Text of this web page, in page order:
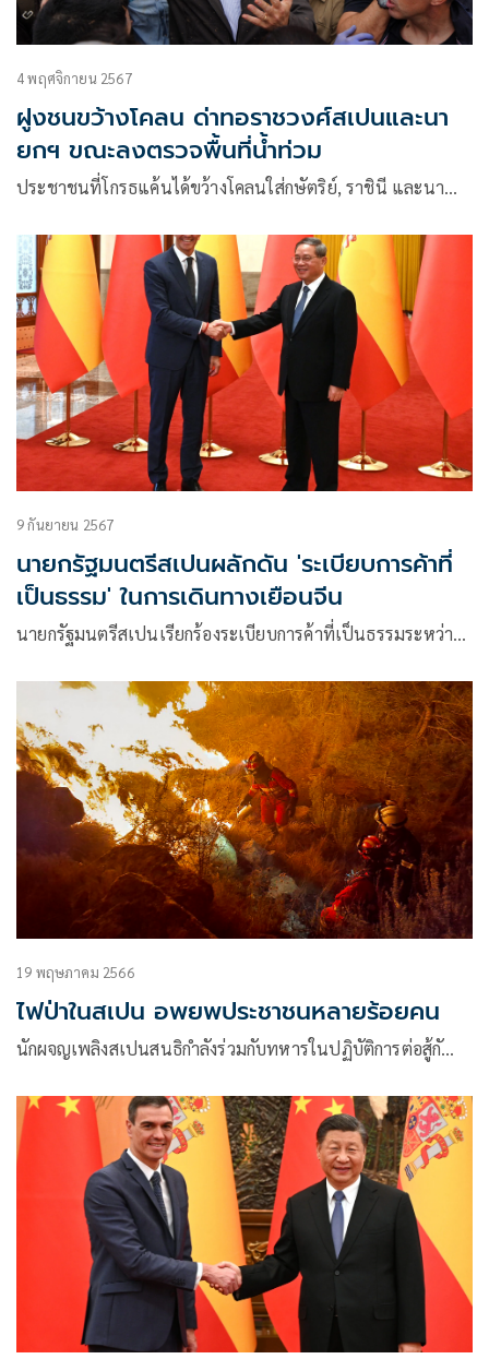
4 พฤศจิกายน 2567
ฝูงชนขว้างโคลน ด่าทอราชวงศ์สเปนและนา
ยกฯ ขณะลงตรวจพื้นที่น้ำท่วม
ประชาชนที่โกรธแค้นได้ขว้างโคลนใส่กษัตริย์, ราชินี และนา…
9 กันยายน 2567
นายกรัฐมนตรีสเปนผลักดัน 'ระเบียบการค้าที่
เป็นธรรม' ในการเดินทางเยือนจีน
นายกรัฐมนตรีสเปนเรียกร้องระเบียบการค้าที่เป็นธรรมระหว่า…
19 พฤษภาคม 2566
ไฟป่าในสเปน อพยพประชาชนหลายร้อยคน
นักผจญเพลิงสเปนสนธิกำลังร่วมกับทหารในปฏิบัติการต่อสู้กั…